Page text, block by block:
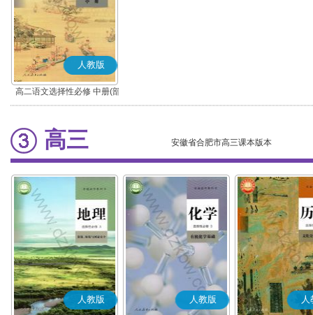
人教版
高二语文选择性必修 中册(部
编版)
高三 安徽省合肥市高三课本版本
人教版 人教版 人